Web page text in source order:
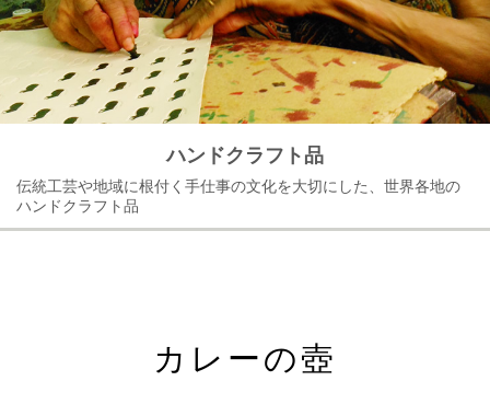
ハンドクラフト品
伝統工芸や地域に根付く手仕事の文化を大切にした、世界各地の
ハンドクラフト品
カレーの壺